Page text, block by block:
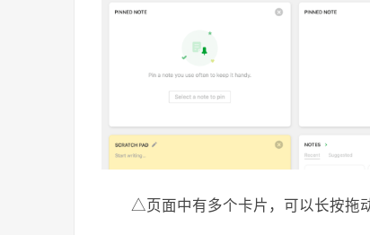
△页面中有多个卡片，可以长按拖